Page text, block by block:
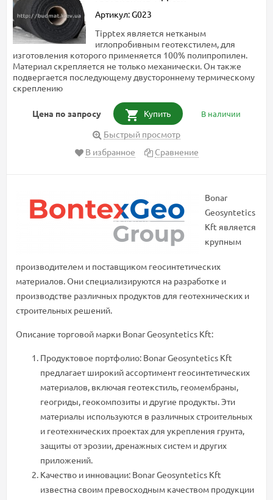
Артикул: G023
Tipptex является нетканым
иглопробивным геотекстилем, для
изготовления которого применяется 100% полипропилен.
Материал скрепляется не только механически. Он также
подвергается последующему двустороннему термическому
скреплению
Цена по запросу Купить В наличии
Быстрый просмотр
В избранное
Сравнение
Bonar
Geosyntetics
Kft является
крупным
производителем и поставщиком геосинтетических
материалов. Они специализируются на разработке и
производстве различных продуктов для геотехнических и
строительных решений.
Описание торговой марки Bonar Geosyntetics Kft:
Продуктовое портфолио: Bonar Geosyntetics Kft
предлагает широкий ассортимент геосинтетических
материалов, включая геотекстиль, геомембраны,
геогриды, геокомпозиты и другие продукты. Эти
материалы используются в различных строительных
и геотехнических проектах для укрепления грунта,
защиты от эрозии, дренажных систем и других
приложений.
Качество и инновации: Bonar Geosyntetics Kft
известна своим превосходным качеством продукции